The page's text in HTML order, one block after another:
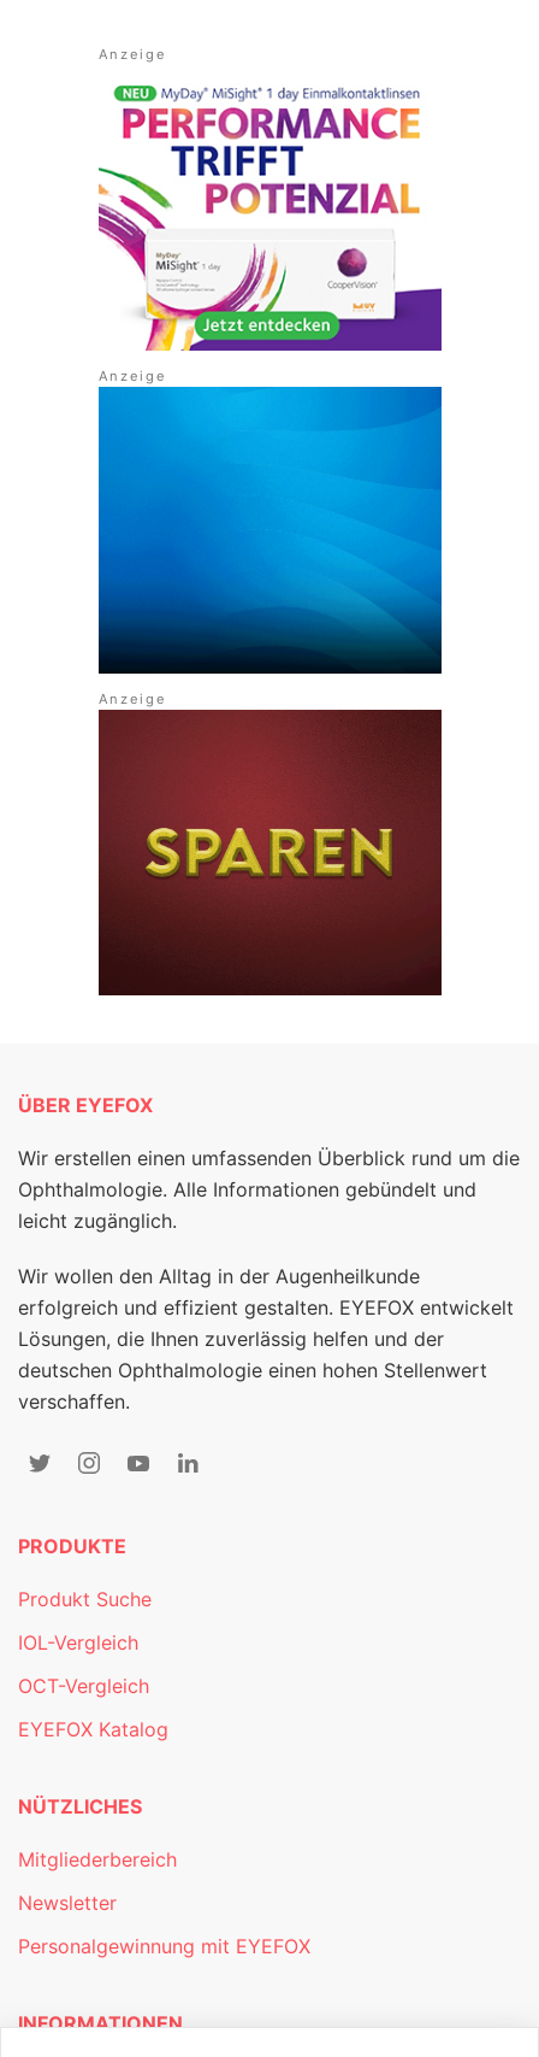
ÜBER EYEFOX
Wir erstellen einen umfassenden Überblick rund um die
Ophthalmologie. Alle Informationen gebündelt und
leicht zugänglich.
Wir wollen den Alltag in der Augenheilkunde
erfolgreich und effizient gestalten. EYEFOX entwickelt
Lösungen, die Ihnen zuverlässig helfen und der
deutschen Ophthalmologie einen hohen Stellenwert
verschaffen.
PRODUKTE
Produkt Suche
IOL-Vergleich
OCT-Vergleich
EYEFOX Katalog
NÜTZLICHES
Mitgliederbereich
Newsletter
Personalgewinnung mit EYEFOX
INFORMATIONEN